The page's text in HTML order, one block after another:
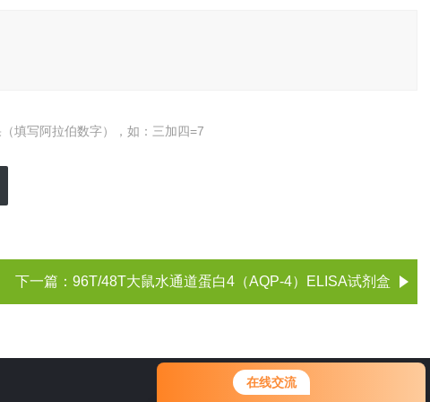
在线交流
您好！欢迎前来咨询，很高兴为您
服务，请问您要咨询什么问题呢？
填写阿拉伯数字），如：三加四=7
下一篇： 96T/48T大鼠水通道蛋白4（AQP-4）ELISA试剂盒